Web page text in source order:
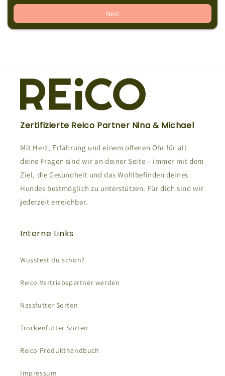
Next
Zertifizierte Reico Partner Nina & Michael
Mit Herz, Erfahrung und einem offenen Ohr für all
deine Fragen sind wir an deiner Seite – immer mit dem
Ziel, die Gesundheit und das Wohlbefinden deines
Hundes bestmöglich zu unterstützen. Für dich sind wir
jederzeit erreichbar.
Interne Links
Wusstest du schon?
Reico Vertriebspartner werden
Nassfutter Sorten
Trockenfutter Sorten
Reico Produkthandbuch
Impressum